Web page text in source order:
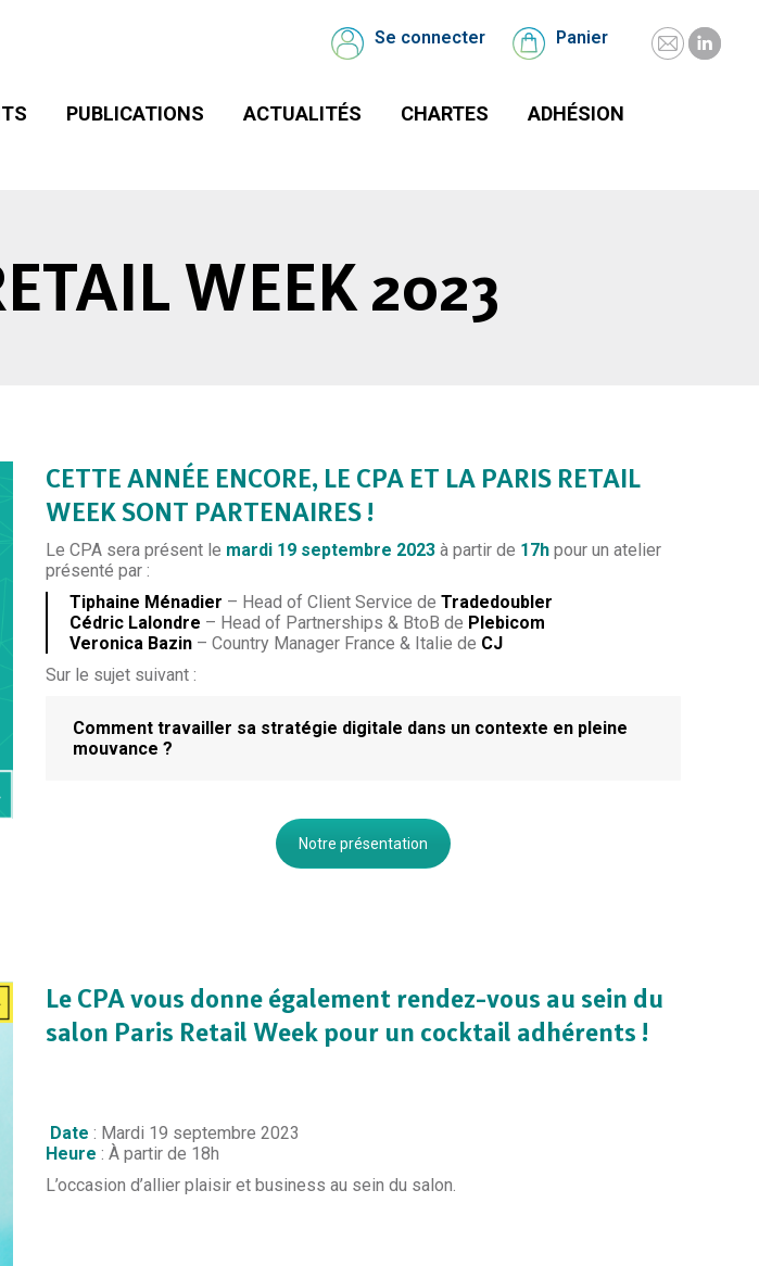
Mail
Se connecter Panier
PUBLICATIONS ACTUALITÉS CHARTES ADHÉSION
WEEK 2023
CETTE ANNÉE ENCORE, LE CPA ET LA PARIS RETAIL
WEEK SONT PARTENAIRES !
Le CPA sera présent le mardi 19 septembre 2023 à partir de 17h pour un atelier
présenté par :
Tiphaine Ménadier – Head of Client Service de Tradedoubler
Cédric Lalondre – Head of Partnerships & BtoB de Plebicom
Veronica Bazin – Country Manager France & Italie de CJ
Sur le sujet suivant :
Comment travailler sa stratégie digitale dans un contexte en pleine
mouvance ?
Notre présentation
Le CPA vous donne également rendez-vous au sein du
salon Paris Retail Week pour un cocktail adhérents !
Date : Mardi 19 septembre 2023
Heure : À partir de 18h
L’occasion d’allier plaisir et business au sein du salon.
ACTUALITÉS CHARTES
Panier